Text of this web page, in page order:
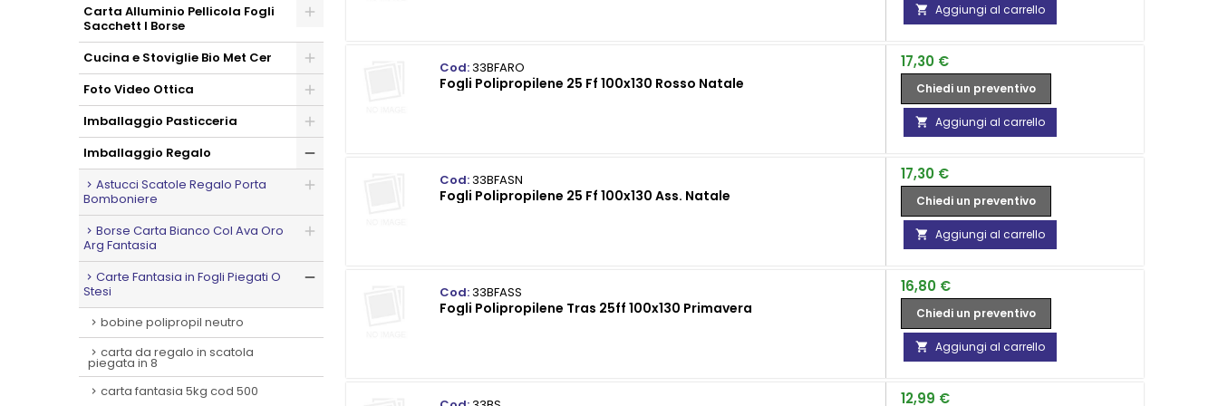
Carta Alluminio Pellicola Fogli
Sacchett I Borse
Cucina e Stoviglie Bio Met Cer
Foto Video Ottica
Imballaggio Pasticceria
Imballaggio Regalo
Astucci Scatole Regalo Porta
Bomboniere
Borse Carta Bianco Col Ava Oro
Arg Fantasia
Carte Fantasia in Fogli Piegati O
Stesi
bobine polipropil neutro
carta da regalo in scatola
piegata in 8
carta fantasia 5kg cod 500
 Aggiungi al carrello
Cod:33BFARO
Fogli Polipropilene 25 Ff 100x130 Rosso Natale
Prezzo
17,30 €
Chiedi un preventivo
 Aggiungi al carrello
Cod:33BFASN
Fogli Polipropilene 25 Ff 100x130 Ass. Natale
Prezzo
17,30 €
Chiedi un preventivo
 Aggiungi al carrello
Cod:33BFASS
Fogli Polipropilene Tras 25ff 100x130 Primavera
Prezzo
16,80 €
Chiedi un preventivo
 Aggiungi al carrello
Prezzo
12,99 €